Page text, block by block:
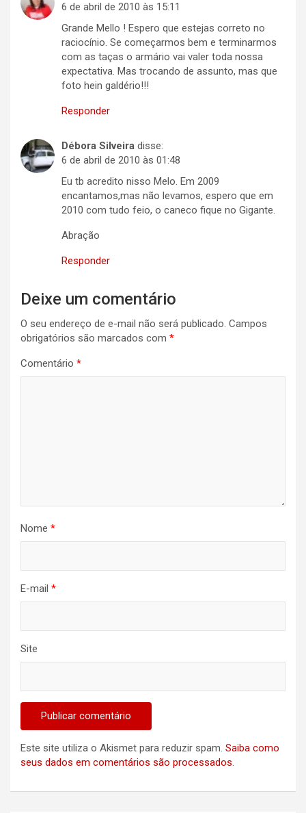
6 de abril de 2010 às 15:11
Grande Mello ! Espero que estejas correto no
raciocínio. Se começarmos bem e terminarmos
com as taças o armário vai valer toda nossa
expectativa. Mas trocando de assunto, mas que
foto hein galdério!!!
Responder
Débora Silveira disse:
6 de abril de 2010 às 01:48
Eu tb acredito nisso Melo. Em 2009
encantamos,mas não levamos, espero que em
2010 com tudo feio, o caneco fique no Gigante.
Abração
Responder
Deixe um comentário
O seu endereço de e-mail não será publicado. Campos
obrigatórios são marcados com *
Comentário *
Nome *
E-mail *
Site
Este site utiliza o Akismet para reduzir spam. Saiba como
seus dados em comentários são processados.